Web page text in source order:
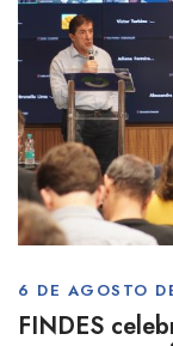
6 DE AGOSTO
FINDES